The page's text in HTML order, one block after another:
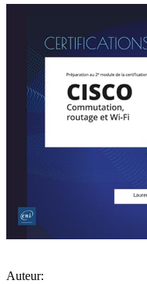
Auteur: